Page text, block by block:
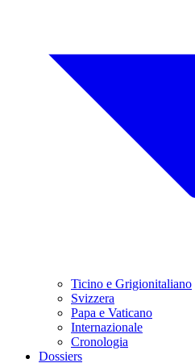
Ticino e Grigionitaliano
Svizzera
Papa e Vaticano
Internazionale
Cronologia
Dossiers